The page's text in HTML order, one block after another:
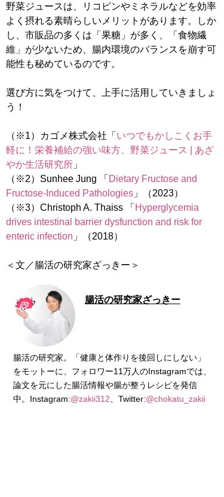
野菜ジュースは、リコピンやミネラルなどを効率
よく摂れる素晴らしいメリットがあります。しか
し、市販品の多くは「果糖」が多く、「食物繊
維」が少ないため、腸内環境のバランスを崩す可
能性も秘めているのです。
選び方に気をつけて、上手に活用していきましょ
う！
（※1）カゴメ株式会社「 いつでもかしこくお手
軽に！栄養補給の強い味方、野菜ジュース | あざ
やか生活研究所 」
（※2）Sunhee Jung 「 Dietary Fructose and
Fructose-Induced Pathologies 」（2023）
（※3）Christoph A. Thaiss 「 Hyperglycemia
drives intestinal barrier dysfunction and risk for
enteric infection 」（2018）
＜文／腸活の研究家ざっきー＞
腸活の研究家ざっきー
腸活の研究家。「健康と体作りを後回しにしない」
をモットーに、フォロワー11万人のInstagramでは、
論文を元にした腸活情報や腸が整うレシピを発信
中。Instagram:@zakii312 、Twitter:@chokatu_zakii